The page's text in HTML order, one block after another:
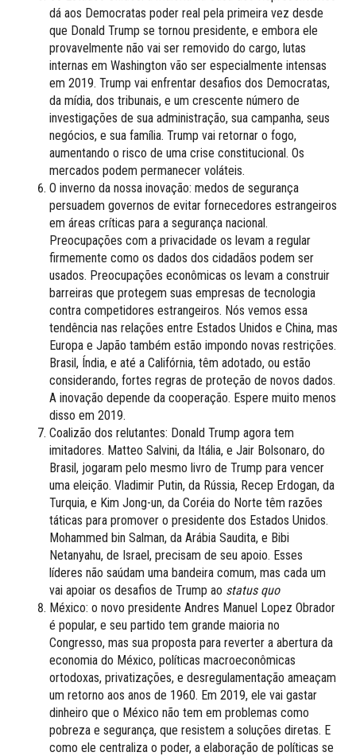
dá aos Democratas poder real pela primeira vez desde
que Donald Trump se tornou presidente, e embora ele
provavelmente não vai ser removido do cargo, lutas
internas em Washington vão ser especialmente intensas
em 2019. Trump vai enfrentar desafios dos Democratas,
da mídia, dos tribunais, e um crescente número de
investigações de sua administração, sua campanha, seus
negócios, e sua família. Trump vai retornar o fogo,
aumentando o risco de uma crise constitucional. Os
mercados podem permanecer voláteis.
O inverno da nossa inovação: medos de segurança
persuadem governos de evitar fornecedores estrangeiros
em áreas críticas para a segurança nacional.
Preocupações com a privacidade os levam a regular
firmemente como os dados dos cidadãos podem ser
usados. Preocupações econômicas os levam a construir
barreiras que protegem suas empresas de tecnologia
contra competidores estrangeiros. Nós vemos essa
tendência nas relações entre Estados Unidos e China, mas
Europa e Japão também estão impondo novas restrições.
Brasil, Índia, e até a Califórnia, têm adotado, ou estão
considerando, fortes regras de proteção de novos dados.
A inovação depende da cooperação. Espere muito menos
disso em 2019.
Coalizão dos relutantes: Donald Trump agora tem
imitadores. Matteo Salvini, da Itália, e Jair Bolsonaro, do
Brasil, jogaram pelo mesmo livro de Trump para vencer
uma eleição. Vladimir Putin, da Rússia, Recep Erdogan, da
Turquia, e Kim Jong-un, da Coréia do Norte têm razões
táticas para promover o presidente dos Estados Unidos.
Mohammed bin Salman, da Arábia Saudita, e Bibi
Netanyahu, de Israel, precisam de seu apoio. Esses
líderes não saúdam uma bandeira comum, mas cada um
vai apoiar os desafios de Trump ao status quo
México: o novo presidente Andres Manuel Lopez Obrador
é popular, e seu partido tem grande maioria no
Congresso, mas sua proposta para reverter a abertura da
economia do México, políticas macroeconômicas
ortodoxas, privatizações, e desregulamentação ameaçam
um retorno aos anos de 1960. Em 2019, ele vai gastar
dinheiro que o México não tem em problemas como
pobreza e segurança, que resistem a soluções diretas. E
como ele centraliza o poder, a elaboração de políticas se